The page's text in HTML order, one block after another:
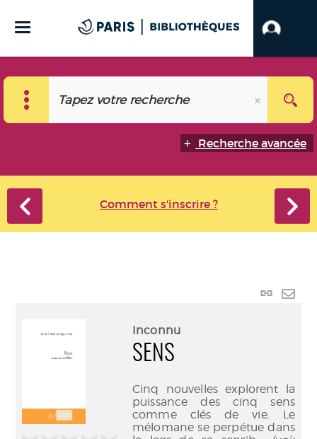
Recherche avancée
Comment s'inscrire ?
Lien
Inconnu
SENS
Cinq nouvelles explorent la
puissance des cinq sens
comme clés de vie. Le
mélomane se perpétue dans